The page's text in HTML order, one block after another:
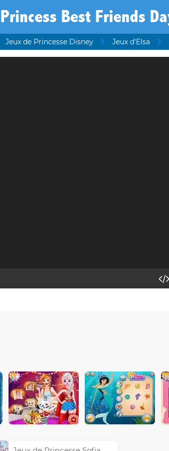
Princess Best Friends
Jeux de Princesse Disney Jeux d'Elsa